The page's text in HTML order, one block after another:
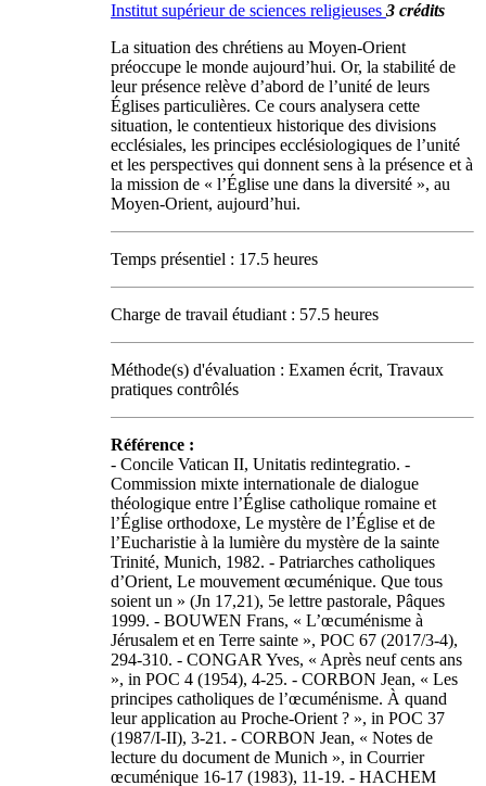
Institut supérieur de sciences religieuses 3 crédits
La situation des chrétiens au Moyen-Orient
préoccupe le monde aujourd’hui. Or, la stabilité de
leur présence relève d’abord de l’unité de leurs
Églises particulières. Ce cours analysera cette
situation, le contentieux historique des divisions
ecclésiales, les principes ecclésiologiques de l’unité
et les perspectives qui donnent sens à la présence et à
la mission de « l’Église une dans la diversité », au
Moyen-Orient, aujourd’hui.
Temps présentiel : 17.5 heures
Charge de travail étudiant : 57.5 heures
Méthode(s) d'évaluation : Examen écrit, Travaux
pratiques contrôlés
Référence :
- Concile Vatican II, Unitatis redintegratio. -
Commission mixte internationale de dialogue
théologique entre l’Église catholique romaine et
l’Église orthodoxe, Le mystère de l’Église et de
l’Eucharistie à la lumière du mystère de la sainte
Trinité, Munich, 1982. - Patriarches catholiques
d’Orient, Le mouvement œcuménique. Que tous
soient un » (Jn 17,21), 5e lettre pastorale, Pâques
1999. - BOUWEN Frans, « L’œcuménisme à
Jérusalem et en Terre sainte », POC 67 (2017/3-4),
294-310. - CONGAR Yves, « Après neuf cents ans
», in POC 4 (1954), 4-25. - CORBON Jean, « Les
principes catholiques de l’œcuménisme. À quand
leur application au Proche-Orient ? », in POC 37
(1987/I-II), 3-21. - CORBON Jean, « Notes de
lecture du document de Munich », in Courrier
œcuménique 16-17 (1983), 11-19. - HACHEM